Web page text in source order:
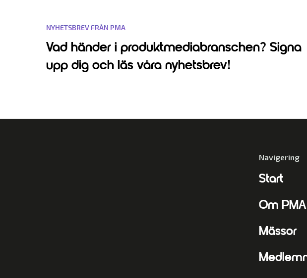
NYHETSBREV FRÅN PMA
Vad händer i produktmediabranschen? Signa
upp dig och läs våra nyhetsbrev!
Navigering
Start
Om PMA
Mässor